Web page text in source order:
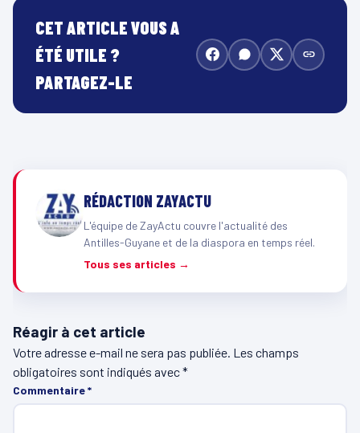
CET ARTICLE VOUS A
ÉTÉ UTILE ?
PARTAGEZ-LE
RÉDACTION ZAYACTU
L'équipe de ZayActu couvre l'actualité des
Antilles-Guyane et de la diaspora en temps réel.
Tous ses articles →
Réagir à cet article
Votre adresse e-mail ne sera pas publiée. Les champs
obligatoires sont indiqués avec*
Commentaire*